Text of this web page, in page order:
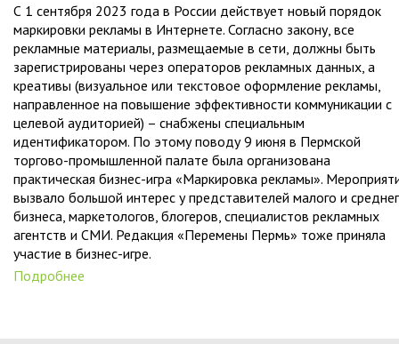
С 1 сентября 2023 года в России действует новый порядок
маркировки рекламы в Интернете. Согласно закону, все
рекламные материалы, размещаемые в сети, должны быть
зарегистрированы через операторов рекламных данных, а
креативы (визуальное или текстовое оформление рекламы,
направленное на повышение эффективности коммуникации с
целевой аудиторией) – снабжены специальным
идентификатором. По этому поводу 9 июня в Пермской
торгово-промышленной палате была организована
практическая бизнес-игра «Маркировка рекламы».
вызвало большой интерес у представителей малого и
бизнеса, маркетологов, блогеров, специалистов рекламных
агентств и СМИ. Редакция «Перемены Пермь» тоже приняла
участие в бизнес-игре.
Подробнее